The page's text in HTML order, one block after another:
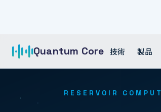
Quantum Core 技術 製品
RESERVOIR